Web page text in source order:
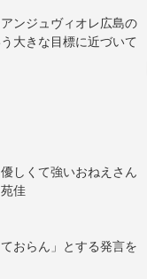
ンジュヴィオレ広島の
大きな目標に近づいて
しくて強いおねえさん
佳
おらん」とする発言を